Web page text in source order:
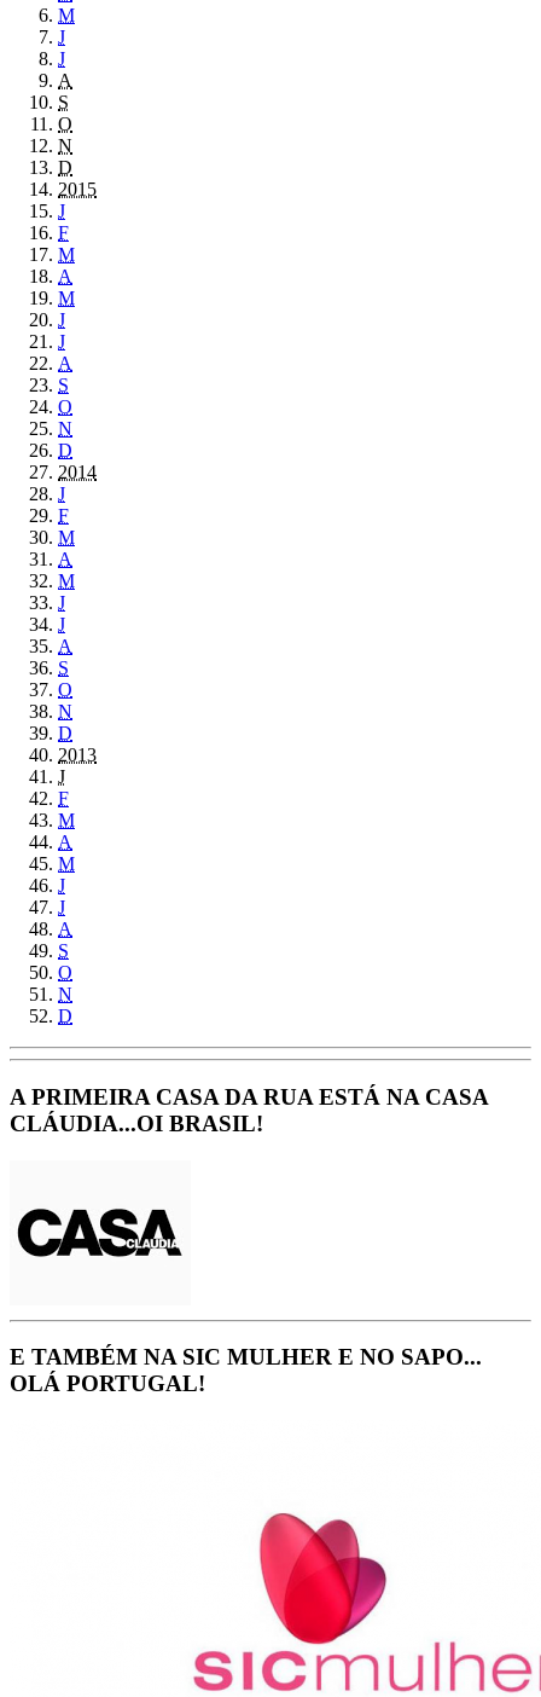
M
J
J
A
S
O
N
D
2015
J
F
M
A
M
J
J
A
S
O
N
D
2014
J
F
M
A
M
J
J
A
S
O
N
D
2013
J
F
M
A
M
J
J
A
S
O
N
D
A PRIMEIRA CASA DA RUA ESTÁ NA CASA
CLÁUDIA...OI BRASIL!
E TAMBÉM NA SIC MULHER E NO SAPO...
OLÁ PORTUGAL!